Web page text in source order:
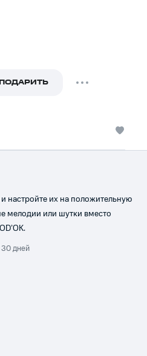
настройте их на положительную
мелодии или шутки вместо
дней